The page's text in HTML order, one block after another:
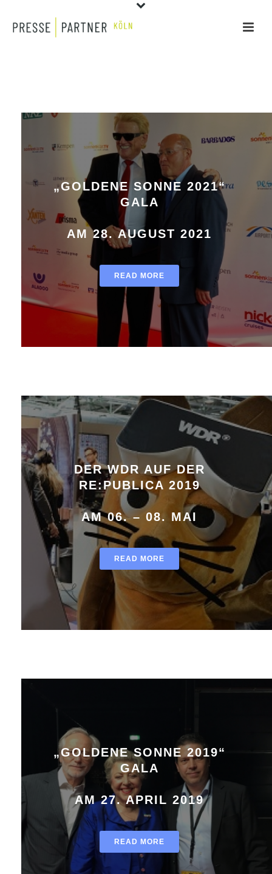
„GOLDENE SONNE 2021“
GALA
AM 28. AUGUST 2021
READ MORE
DER WDR AUF DER
RE:PUBLICA 2019
AM 06. – 08. MAI
READ MORE
„GOLDENE SONNE 2019“
GALA
AM 27. APRIL 2019
READ MORE